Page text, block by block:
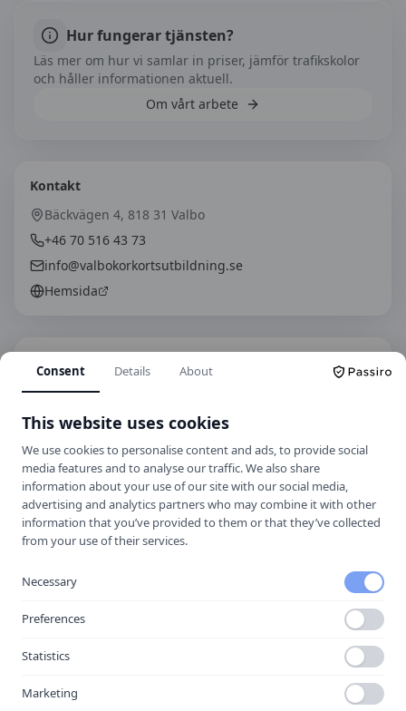
Hur fungerar tjänsten?
Läs mer om hur vi samlar in priser, jämför trafikskolor
och håller informationen aktuell.
Om vårt arbete
Kontakt
Bäckvägen 4, 818 31 Valbo
+46 70 516 43 73
info@valbokorkortsutbildning.se
Hemsida
Laddar ner ett kontaktkort som du kan lägga
med.
Hitta hit
Consent Details About
This website uses cookies
We use cookies to personalise content and ads, to provide social
media features and to analyse our traffic. We also share
information about your use of our site with our social media,
advertising and analytics partners who may combine it with other
information that you’ve provided to them or that they’ve collected
from your use of their services.
Necessary
Preferences
Statistics
Marketing